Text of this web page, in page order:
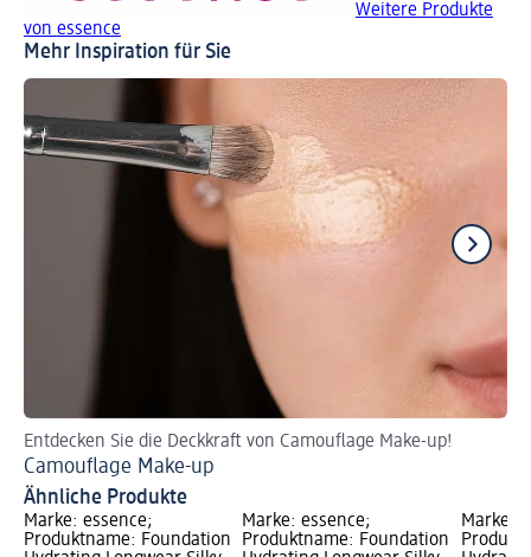
Weitere Produkte
von essence
Mehr Inspiration für Sie
Entdecken Sie die Deckkraft von Camouflage Make-up!
Camouflage Make-up
Ähnliche Produkte
Marke: essence;
Produktname: Foundation
Marke: essence;
Produktname: Foundation
Marke: